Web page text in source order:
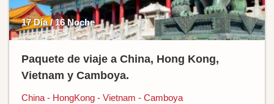
17 Día / 16 Noche
Paquete de viaje a China, Hong Kong,
Vietnam y Camboya.
China - HongKong - Vietnam - Camboya